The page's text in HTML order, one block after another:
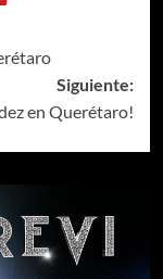
Siguiente:
en Querétaro!